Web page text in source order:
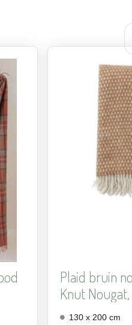
Plaid bruin
Knut Nougat,
130 x 200 cm